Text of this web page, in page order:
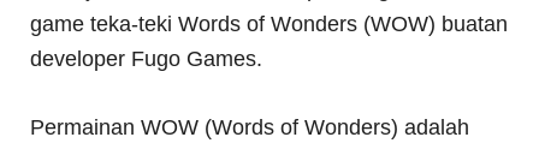
game teka-teki Words of Wonders (WOW) buatan
developer Fugo Games.
Permainan WOW (Words of Wonders) adalah